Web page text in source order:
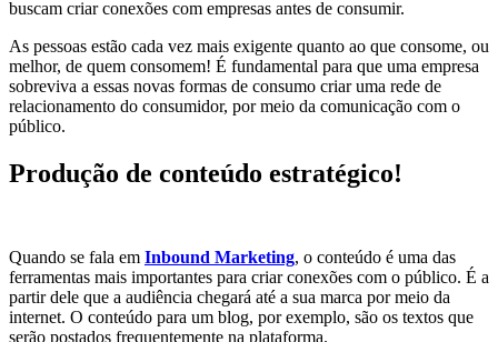
buscam criar conexões com empresas antes de consumir.
As pessoas estão cada vez mais exigente quanto ao que consome, ou
melhor, de quem consomem! É fundamental para que uma empresa
sobreviva a essas novas formas de consumo criar uma rede de
relacionamento do consumidor, por meio da comunicação com o
público.
Produção de conteúdo estratégico!
Quando se fala em Inbound Marketing, o conteúdo é uma das
ferramentas mais importantes para criar conexões com o público. É a
partir dele que a audiência chegará até a sua marca por meio da
internet. O conteúdo para um blog, por exemplo, são os textos que
serão postados frequentemente na plataforma.